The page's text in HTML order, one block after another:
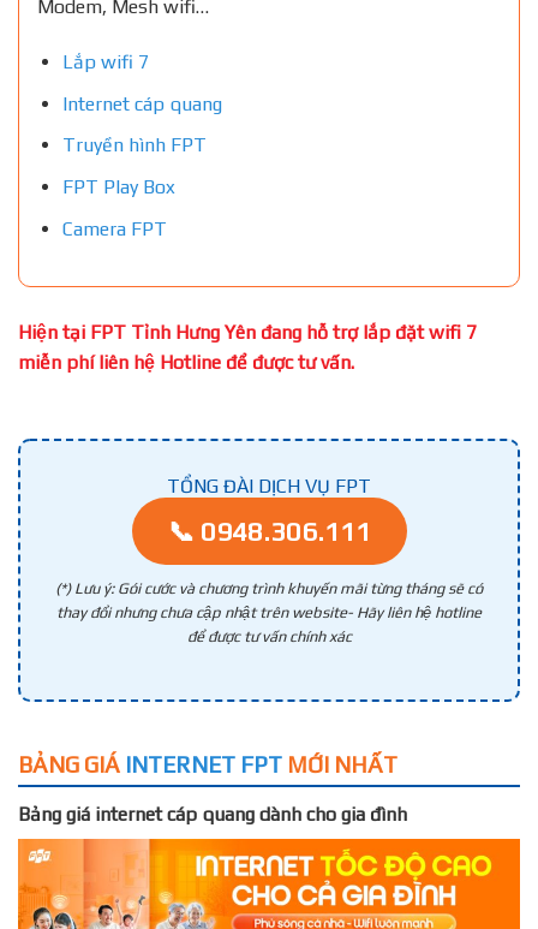
Modem, Mesh wifi…
Lắp wifi 7
Internet cáp quang
Truyền hình FPT
FPT Play Box
Camera FPT
Hiện tại FPT Tỉnh Hưng Yên đang hỗ trợ lắp đặt wifi 7
miễn phí liên hệ Hotline để được tư vấn.
TỔNG ĐÀI DỊCH VỤ FPT
📞 0948.306.111
(*) Lưu ý: Gói cước và chương trình khuyến mãi từng tháng sẽ có
thay đổi nhưng chưa cập nhật trên website- Hãy liên hệ hotline
để được tư vấn chính xác
BẢNG GIÁ INTERNET FPT MỚI NHẤT
Bảng giá internet cáp quang dành cho gia đình